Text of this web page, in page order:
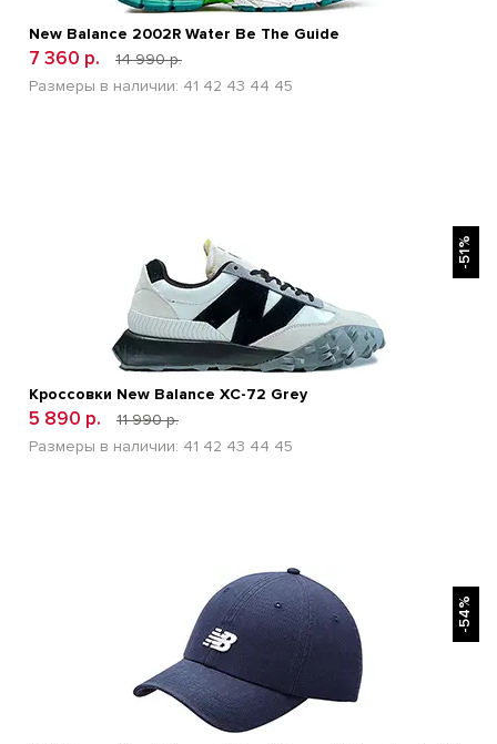
New Balance 2002R Water Be The Guide
7 360 р.
14 990 р.
Размеры в наличии: 41 42 43 44 45
-51%
Кроссовки New Balance XC-72 Grey
5 890 р.
11 990 р.
Размеры в наличии: 41 42 43 44 45
БЫСТРЫЙ ПРОСМОТР
-54%